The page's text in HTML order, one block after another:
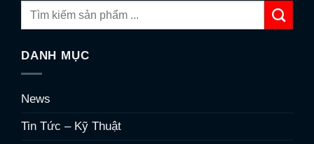
DANH MỤC
News
Tin Tức – Kỹ Thuật